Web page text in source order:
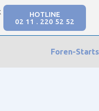
HOTLINE
02 11 . 220 52 52
Foren-